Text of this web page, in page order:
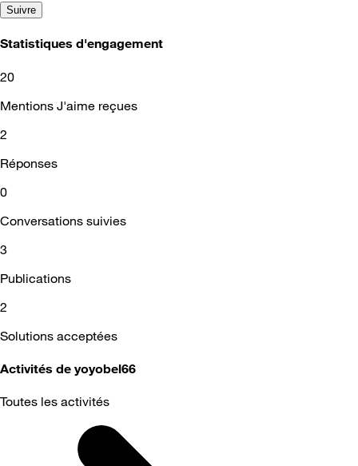
Suivre
Statistiques d'engagement
20
Mentions J'aime reçues
2
Réponses
0
Conversations suivies
3
Publications
2
Solutions acceptées
Activités de yoyobel66
Toutes les activités